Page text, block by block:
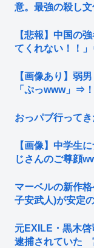
意。最強の殺し
【悲報】中国の
てくれない！！
【画像あり】弱
「ぷっwww」⇒！
おっパブ行って
【画像】中学生
じさんのご尊顔
マーベルの新作
子安武人)が安定
元EXILE・黒木
逮捕されていた